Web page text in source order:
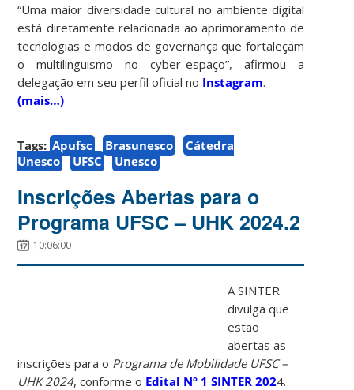
“Uma maior diversidade cultural no ambiente digital
está diretamente relacionada ao aprimoramento de
tecnologias e modos de governança que fortaleçam
o multilinguismo no cyber-espaço”, afirmou a
delegação em seu perfil oficial no Instagram.
(mais…)
Tags: Apufsc Brasunesco
Cátedra
Unesco
UFSC Unesco
Inscrições Abertas para o
Programa UFSC – UHK 2024.2
10:06:00
A SINTER
divulga que
estão
abertas as
inscrições para o Programa de Mobilidade UFSC –
UHK 2024, conforme o Edital Nº 1 SINTER 2024.